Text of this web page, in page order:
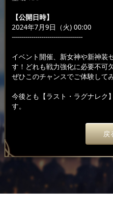
【公開日時】
2024年7月9日（火) 00:00
------------------------------------
イベント開催、新女神や新神装
す！どれも戦力強化に必要不可
ぜひこのチャンスでご体験して
今後とも【ラスト・ラグナレク
す。
戻